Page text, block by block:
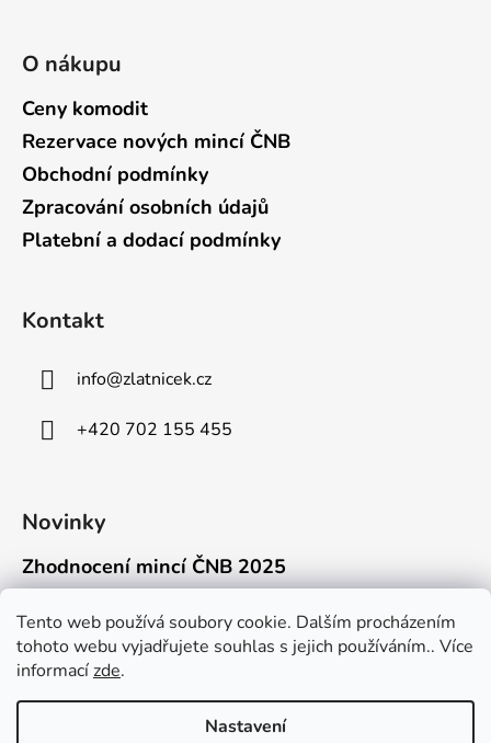
Tento web používá soubory cookie. Dalším procházením
tohoto webu vyjadřujete souhlas s jejich používáním.. Více
informacízde.
Nastavení
O nákupu
Ceny komodit
Rezervace nových mincí ČNB
Obchodní podmínky
Zpracování osobních údajů
Platební a dodací podmínky
Kontakt
info@zlatnicek.cz
+420 702 155 455
Novinky
Zhodnocení mincí ČNB 2025
Připravili jsme pro vás jednoduchý a př...
Mýty o přepravě zlatých mincí mimo EU
Kdo někdy držel v ruce zlatou minci Wie...